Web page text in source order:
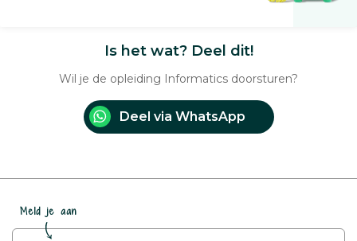
Is het wat? Deel dit!
Wil je de opleiding Informatics doorsturen?
Deel via WhatsApp
Meld je aan